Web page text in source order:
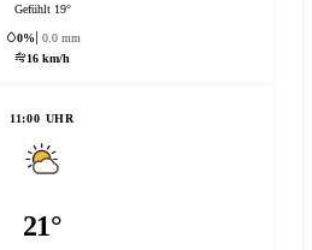
Gefühlt 19°
0%
0.0 mm
16 km/h
11:00 UHR
21°